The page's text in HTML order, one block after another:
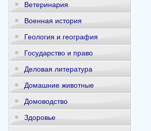
Ветеринария
Военная история
Геология и география
Государство и право
Деловая литература
Домашние животные
Домоводство
Здоровье